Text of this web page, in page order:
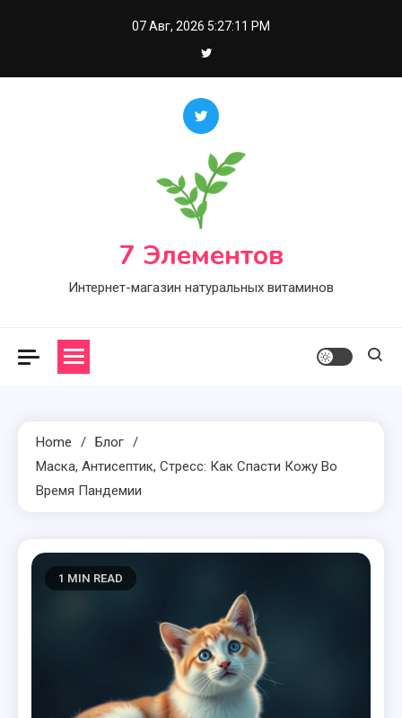
07 Авг, 2026 5:27:12 PM
7 Элементов
Интернет-магазин натуральных витаминов
Home
Блог
Маска, Антисептик, Стресс: Как Спасти Кожу Во
Время Пандемии
1 MIN READ